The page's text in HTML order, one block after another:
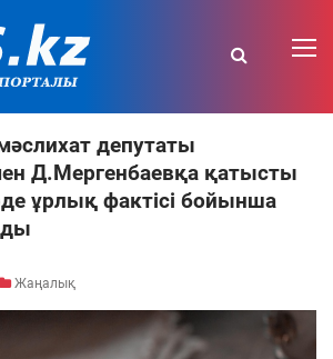
депутаты
Д.Мергенбаевқа қатысты
ұрлық фактісі бойынша
Жаңалық